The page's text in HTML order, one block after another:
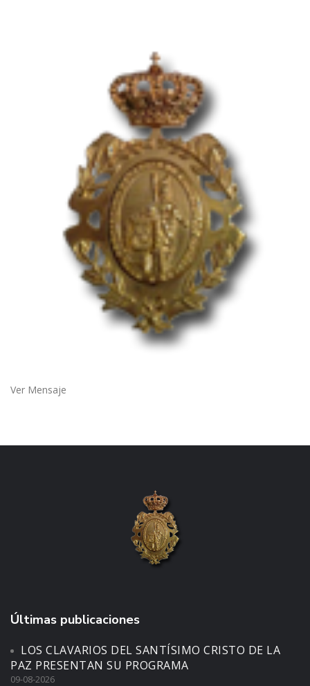
Ver Mensaje
Últimas publicaciones
LOS CLAVARIOS DEL SANTÍSIMO CRISTO DE LA
PAZ PRESENTAN SU PROGRAMA
09-08-2026